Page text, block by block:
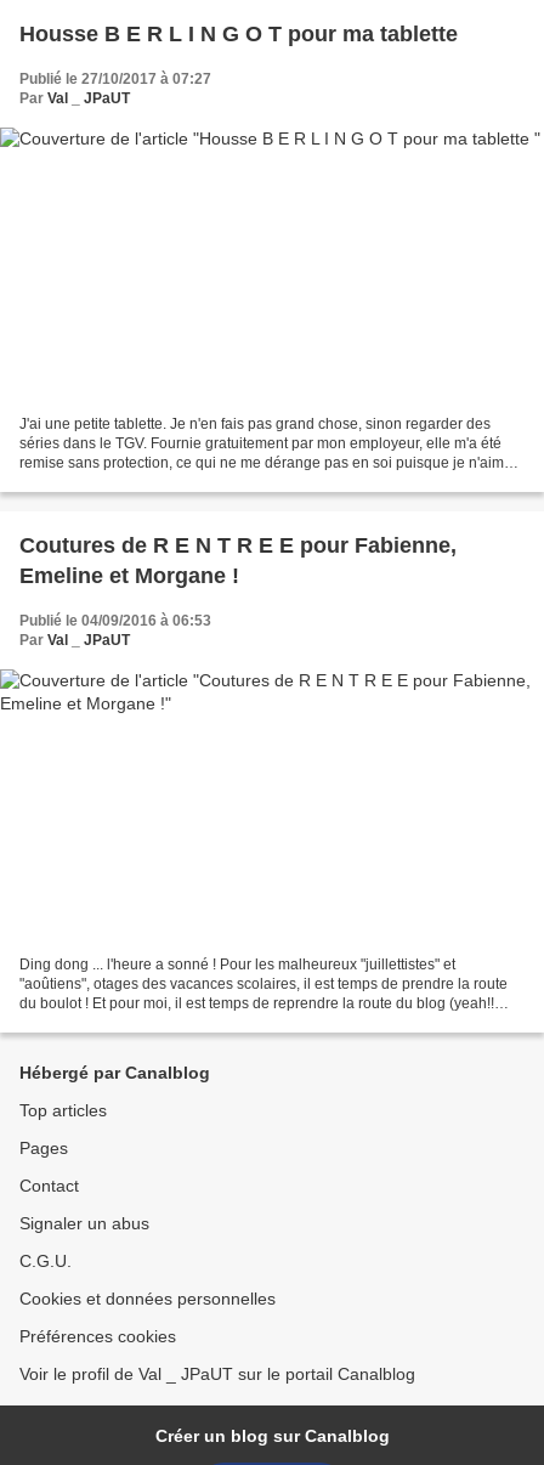
Housse B E R L I N G O T pour ma tablette
Publié le 27/10/2017 à 07:27
Par Val _ JPaUT
J'ai une petite tablette. Je n'en fais pas grand chose, sinon regarder des
séries dans le TGV. Fournie gratuitement par mon employeur, elle m'a été
remise sans protection, ce qui ne me dérange pas en soi puisque je n'aime
Coutures de R E N T R E E pour Fabienne,
Emeline et Morgane !
Publié le 04/09/2016 à 06:53
Par Val _ JPaUT
Ding dong ... l'heure a sonné ! Pour les malheureux "juillettistes" et
"aoûtiens", otages des vacances scolaires, il est temps de prendre la route
du boulot ! Et pour moi, il est temps de reprendre la route du blog (yeah!!
Hébergé par Canalblog
Top articles
Pages
Contact
Signaler un abus
C.G.U.
Cookies et données personnelles
Préférences cookies
Voir le profil de Val _ JPaUT sur le portail Canalblog
Créer un blog sur Canalblog